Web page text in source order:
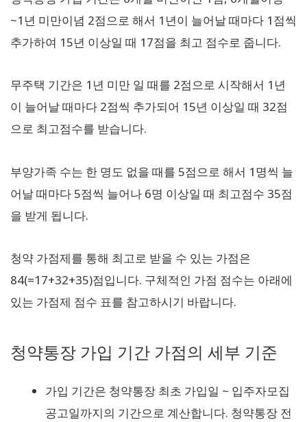
~1년 미만이념 2점으로 해서 1년이 늘어날 때마다 1점씩
추가하여 15년 이상일 때 17점을 최고 점수로 줍니다.
무주택 기간은 1년 미만 일 때를 2점으로 시작해서 1년
이 늘어날 때마다 2점씩 추가되어 15년 이상일 때 32점
으로 최고점수를 받습니다.
부양가족 수는 한 명도 없을 때를 5점으로 해서 1명씩 늘
어날 때마다 5점씩 늘어나 6명 이상일 때 최고점수 35점
을 받게 됩니다.
청약 가점제를 통해 최고로 받을 수 있는 가점은
84(=17+32+35)점입니다. 구체적인 가점 점수는 아래에
있는 가점제 점수 표를 참고하시기 바랍니다.
청약통장 가입 기간 가점의 세부 기준
가입 기간은 청약통장 최초 가입일 ~ 입주자모집
공고일까지의 기간으로 계산합니다. 청약통장 전